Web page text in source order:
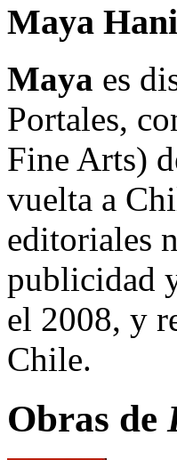
Maya
Maya es
Portales,
Fine Arts)
vuelta a
editoriales
publicidad
el 2008, y
Chile.
Obras de